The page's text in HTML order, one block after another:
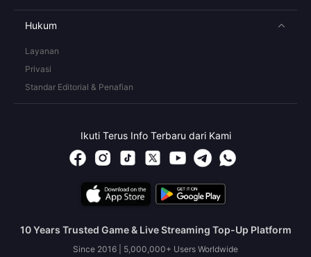
Hukum
Layanan
Privasi
Standar Editorial & Penafian
Ikuti Terus Info Terbaru dari Kami
10 Years Trusted Game & Live Streaming Top-Up Platform
Since 2016 | 5,000,000+ Users Worldwide